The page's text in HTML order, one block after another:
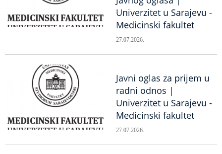
Univerzitet u Sarajevu -
Medicinski fakultet
27.07.2026.
Javni oglas za prijem u
radni odnos |
Univerzitet u Sarajevu -
Medicinski fakultet
27.07.2026.